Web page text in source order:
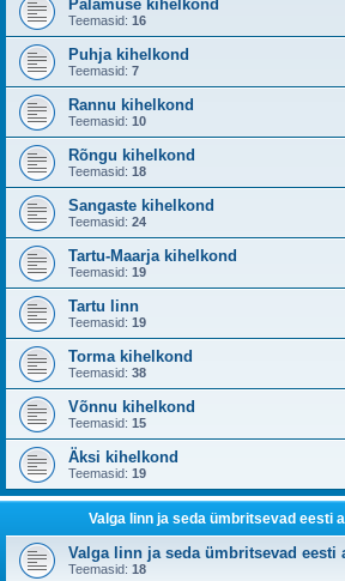
Palamuse kihelkond
Teemasid: 16
Puhja kihelkond
Teemasid: 7
Rannu kihelkond
Teemasid: 10
Rõngu kihelkond
Teemasid: 18
Sangaste kihelkond
Teemasid: 24
Tartu-Maarja kihelkond
Teemasid: 19
Tartu linn
Teemasid: 19
Torma kihelkond
Teemasid: 38
Võnnu kihelkond
Teemasid: 15
Äksi kihelkond
Teemasid: 19
Valga linn ja seda ümbritsevad eesti
Valga linn ja seda ümbritsevad eesti
Teemasid: 18